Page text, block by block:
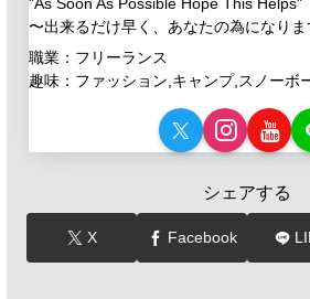
〜出来るだけ早く、あなたの為になり
職業：フリーランス
趣味：ファッション,キャンプ,スノーボ
シェアする
X Facebook